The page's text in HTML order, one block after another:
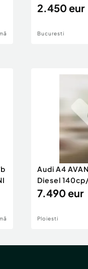
2.450 eur
Bucuresti
Audi A4
Diesel
Rate/
7.490 eur
Ploiesti